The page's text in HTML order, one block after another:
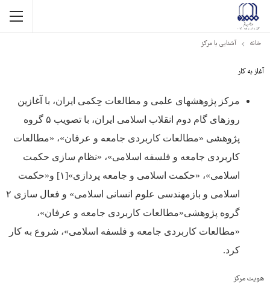
خانه آشنایی با مرکز
آغاز به کار
مرکز پژوهش­های علمی و مطالعات حِکمی ایران، با آغازین
روزهای گام دوم انقلاب اسلامی ایران، با تصویب ۵ گروه
پژوهشی «مطالعات کاربردی جامعه و عرفان»، «مطالعات
کاربردی جامعه و فلسفه اسلامی»، «نظام سازی حکمت
اسلامی»، «حکمت اسلامی و جامعه پردازی»[۱] و«حکمت
اسلامی و بازمهندسی علوم انسانی اسلامی» و فعال سازی ۲
گروه پژوهشی«مطالعات کاربردی جامعه و عرفان»،
«مطالعات کاربردی جامعه و فلسفه اسلامی»، شروع به کار
کرد.
هویت مرکز